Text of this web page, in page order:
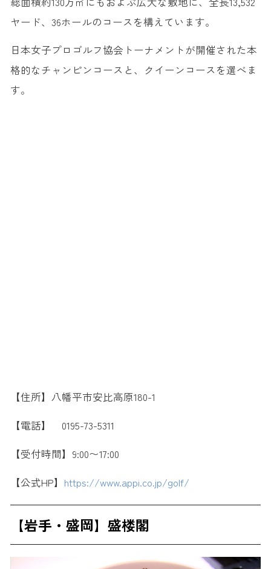
ヤード、36ホールのコースを構えています。
日本女子プロゴルフ協会トーナメントが開催された本
格的なチャンピンコースと、クイーンコースを選べま
す。
【住所】八幡平市安比高原180-1
【電話】 0195-73-5311
【受付時間】9:00〜17:00
【公式HP】 https://www.appi.co.jp/golf/
【岩手・盛岡】盛楼閣